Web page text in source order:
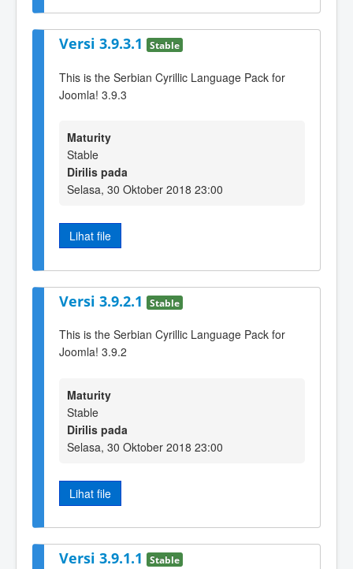
Versi 3.9.3.1 Stable
This is the Serbian Cyrillic Language Pack for
Joomla! 3.9.3
Maturity
Stable
Dirilis pada
Selasa, 30 Oktober 2018 23:00
Lihat file
Versi 3.9.2.1 Stable
This is the Serbian Cyrillic Language Pack for
Joomla! 3.9.2
Maturity
Stable
Dirilis pada
Selasa, 30 Oktober 2018 23:00
Lihat file
Versi 3.9.1.1 Stable